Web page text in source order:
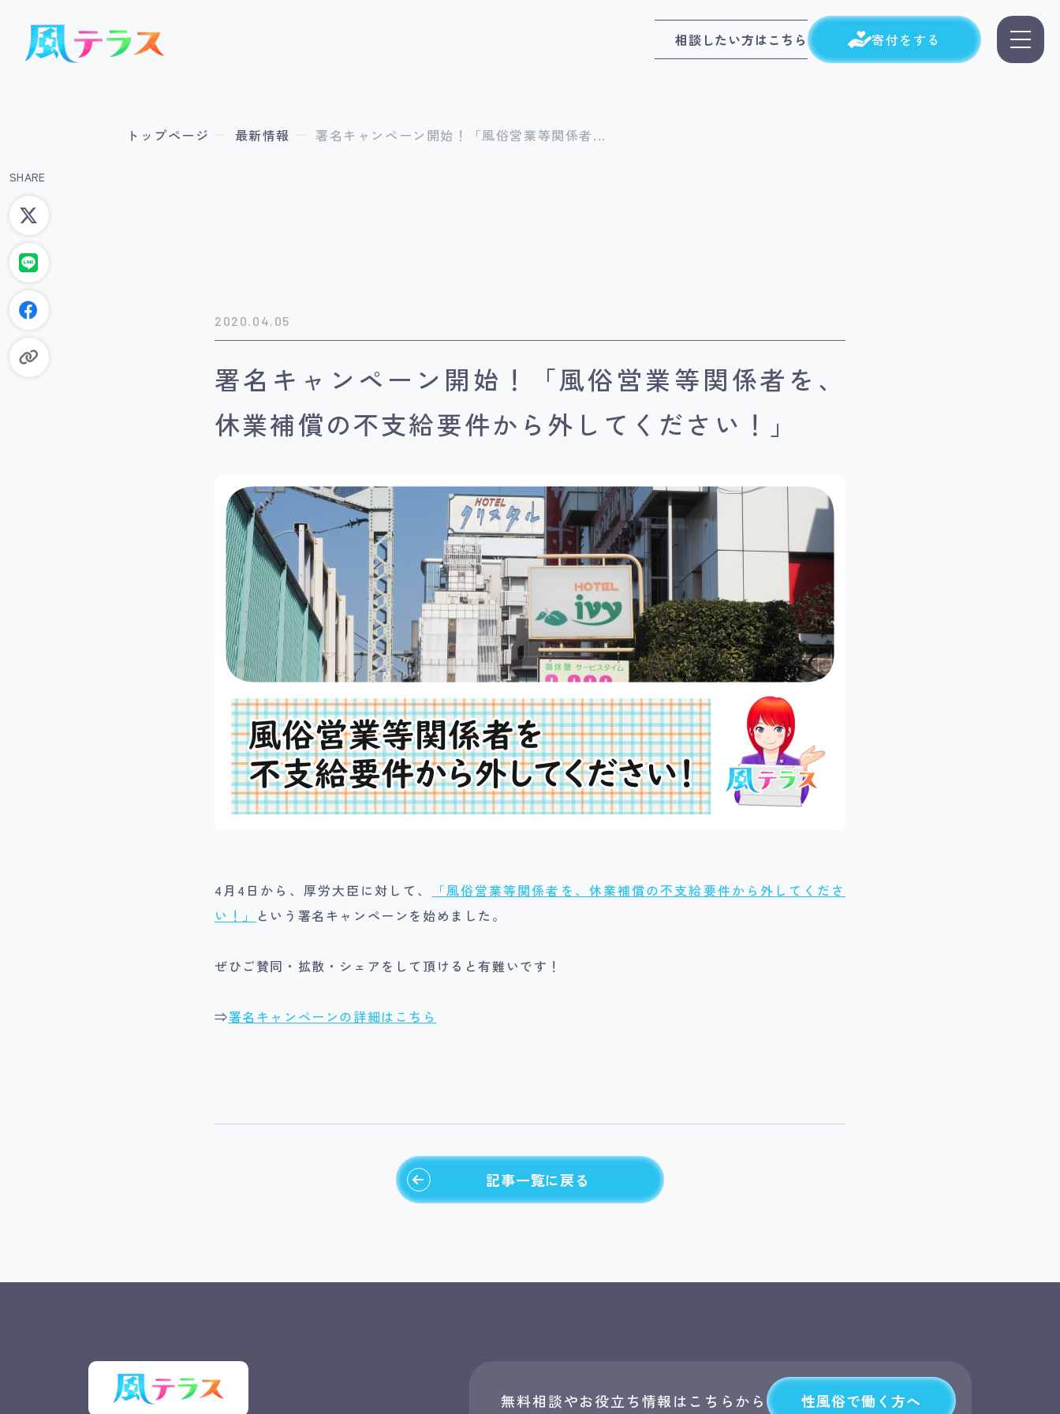
相談したい方はこちら 寄付をする
トップページ 最新情報 署名キャンペーン開始！「風俗営業等関係者...
2020.04.05
署名キャンペーン開始！「風俗営業等関係者を、
休業補償の不支給要件から外してください！」
SHARE
4月4日から、厚労大臣に対して、
「風俗営業等関係者を、休業補償の不支給要件から外してくださ
い！」
という署名キャンペーンを始めました。
ぜひご賛同・拡散・シェアをして頂けると有難いです！
⇒署名キャンペーンの詳細はこちら
記事一覧に戻る
無料相談やお役立ち情報はこちらから 性風俗で働く方へ